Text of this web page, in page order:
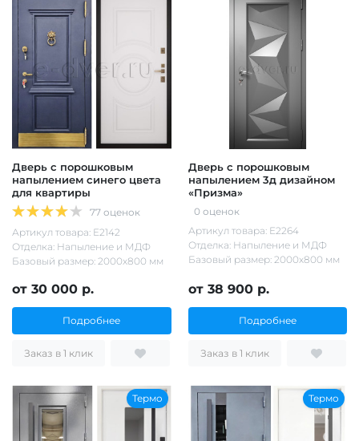
Дверь с порошковым
напылением синего цвета
для квартиры
77 оценок
Артикул товара: Е2142
Отделка: Напыление и МДФ
Базовый размер: 2000х800 мм
от 30 000 р.
Подробнее
Заказ в 1 клик
Дверь с порошковым
напылением 3д дизайном
«Призма»
0 оценок
Артикул товара: Е2264
Отделка: Напыление и МДФ
Базовый размер: 2000х800 мм
от 38 900 р.
Подробнее
Заказ в 1 клик
Термо Термо